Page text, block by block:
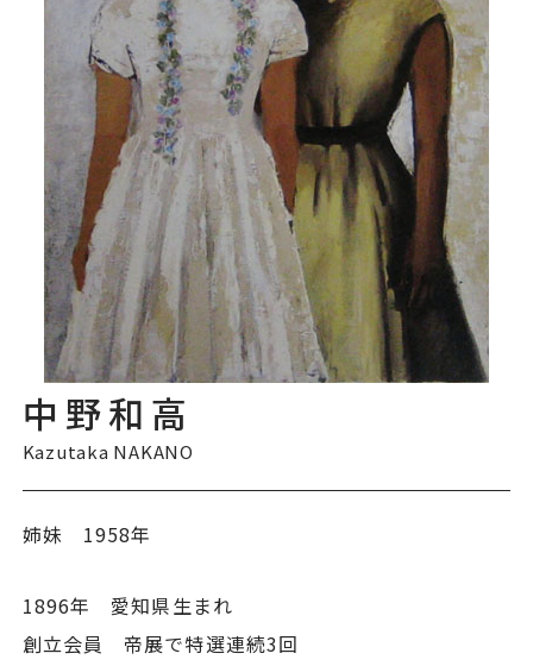
中野和高
Kazutaka NAKANO
姉妹 1958年
1896年 愛知県生まれ
創立会員 帝展で特選連続3回